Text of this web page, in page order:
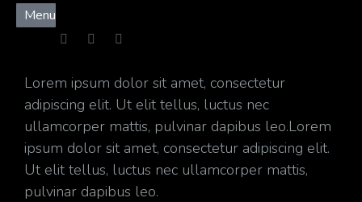
Menu
Lorem ipsum dolor sit amet, consectetur
adipiscing elit. Ut elit tellus, luctus nec
ullamcorper mattis, pulvinar dapibus leo.Lorem
ipsum dolor sit amet, consectetur adipiscing elit.
Ut elit tellus, luctus nec ullamcorper mattis,
pulvinar dapibus leo.